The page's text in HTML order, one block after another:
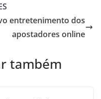
entretenimento dos
apostadores online
também